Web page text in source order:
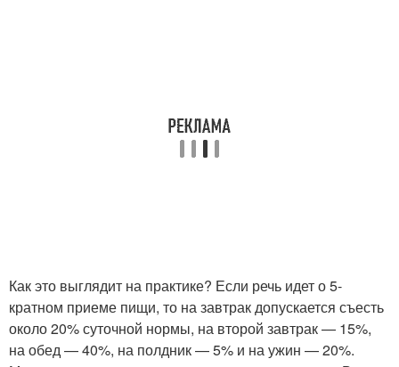
Как это выглядит на практике? Если речь идет о 5-
кратном приеме пищи, то на завтрак допускается съесть
около 20% суточной нормы, на второй завтрак — 15%,
на обед — 40%, на полдник — 5% и на ужин — 20%.